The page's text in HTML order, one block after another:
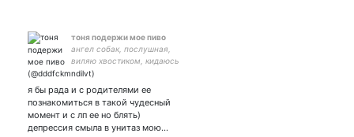
тоня подержи мое пиво
ангел собак, послушная,
виляю хвостиком, кидаюсь
под машины ебитесь
я бы рада и с родителями ее
познакомиться в такой чудесный
момент и с лп ее но блять)
депрессия смыла в унитаз мою…